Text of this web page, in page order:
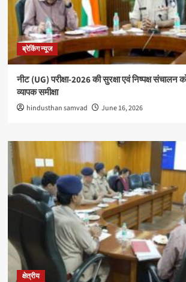
ब्रेकिंग न्यूज
नीट (UG) परीक्षा-2026 की सुरक्षा एवं निष्पक्ष संचालन
व्यापक समीक्षा
hindusthan samvad June 16, 2026
क्षेत्रीय